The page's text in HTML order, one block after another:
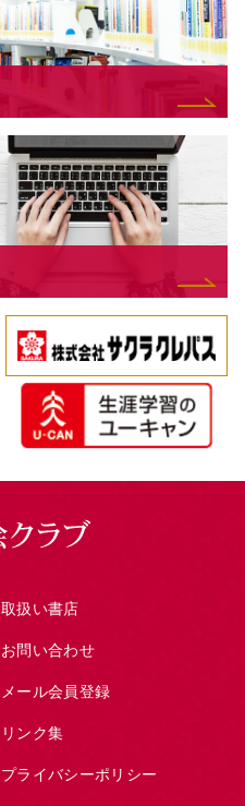
取扱い書店
お問い合わせ
メール会員登録
リンク集
プライバシーポリシー